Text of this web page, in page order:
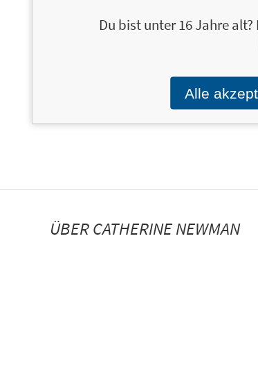
ÜBER CATHERINE NEWMAN
Du bist unter 16 Jahre
Alle